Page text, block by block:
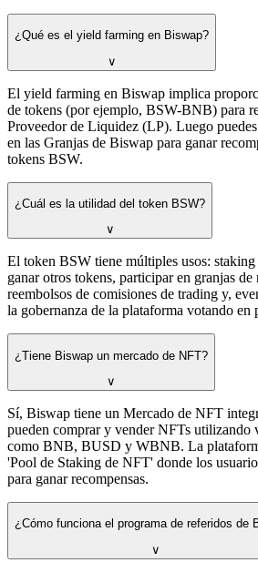
¿Qué es el yield farming en Biswap?
∨
El yield farming en Biswap implica
de tokens (por ejemplo, BSW-BNB) para
Proveedor de Liquidez (LP). Luego
en las Granjas de Biswap para ganar
tokens BSW.
¿Cuál es la utilidad del token BSW?
∨
El token BSW tiene múltiples usos:
ganar otros tokens, participar en granjas
reembolsos de comisiones de trading y,
la gobernanza de la plataforma votando en
¿Tiene Biswap un mercado de NFT?
∨
Sí, Biswap tiene un Mercado de NFT
pueden comprar y vender NFTs utilizando
como BNB, BUSD y WBNB. La
'Pool de Staking de NFT' donde los
para ganar recompensas.
¿Cómo funciona el programa de referidos de
∨